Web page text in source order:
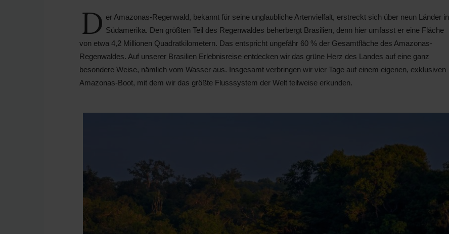
D er Amazonas-Regenwald, bekannt für seine unglaubliche Artenvielfalt, erstreckt sich über neun Länder in
Südamerika. Den größten Teil des Regenwaldes beherbergt Brasilien, denn hier umfasst er eine Fläche
von etwa 4,2 Millionen Quadratkilometern. Das entspricht ungefähr 60 % der Gesamtfläche des Amazonas-
Regenwaldes. Auf unserer Brasilien Erlebnisreise entdecken wir das grüne Herz des Landes auf eine ganz
besondere Weise, nämlich vom Wasser aus. Insgesamt verbringen wir vier Tage auf einem eigenen, exklusiven
Amazonas-Boot, mit dem wir das größte Flusssystem der Welt teilweise erkunden.